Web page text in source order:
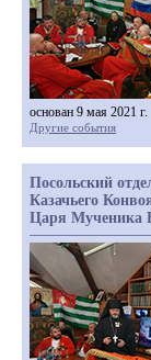
основан 9 мая 2021 г.
Другие события
Посольский
Казачьего
Царя Мученика